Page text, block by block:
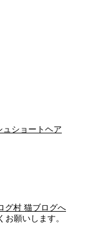
ュショートヘア
お願いします。